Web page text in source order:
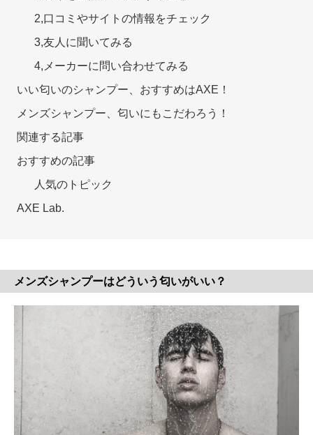
2,口コミやサイトの情報をチェック
3,友人に聞いてみる
4,メーカーに問い合わせてみる
いい匂いのシャンプー、おすすめはAXE！
メンズシャンプー、匂いにもこだわろう！
関連する記事
おすすめの記事
人気のトピック
AXE Lab.
メンズシャンプーはどういう匂いがいい？